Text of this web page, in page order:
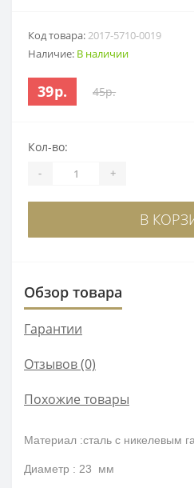
Код товара:2017-5710-0019
Наличие: В наличии
39р. 45р.
Кол-во:
- +
В
Обзор товара
Гарантии
Отзывов (0)
Похожие товары
Материал :сталь с никелевым
Диаметр : 23 мм